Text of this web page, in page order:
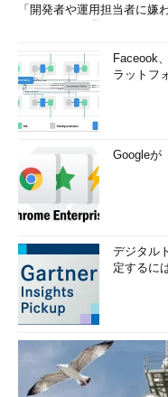
「開発者や運用担当者に嫌
Faceook
ラットフ
Googleが
デジタル
定するに